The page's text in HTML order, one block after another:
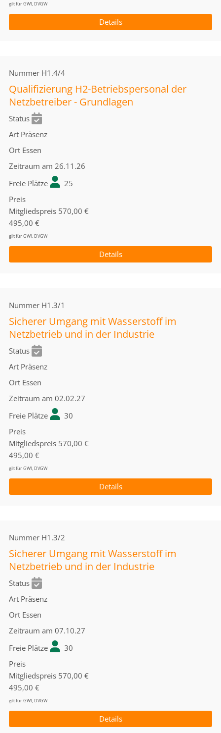
gilt für GWI, DVGW
Details
Nummer H1.4/4
Qualifizierung H2-Betriebspersonal der
Netzbetreiber - Grundlagen
Status
Art Präsenz
Ort Essen
Zeitraum am 26.11.26
Freie Plätze
25
Preis
Mitgliedspreis 570,00 €
495,00 €
gilt für GWI, DVGW
Details
Nummer H1.3/1
Sicherer Umgang mit Wasserstoff im
Netzbetrieb und in der Industrie
Status
Art Präsenz
Ort Essen
Zeitraum am 02.02.27
Freie Plätze
30
Preis
Mitgliedspreis 570,00 €
495,00 €
gilt für GWI, DVGW
Details
Nummer H1.3/2
Sicherer Umgang mit Wasserstoff im
Netzbetrieb und in der Industrie
Status
Art Präsenz
Ort Essen
Zeitraum am 07.10.27
Freie Plätze
30
Preis
Mitgliedspreis 570,00 €
495,00 €
gilt für GWI, DVGW
Details